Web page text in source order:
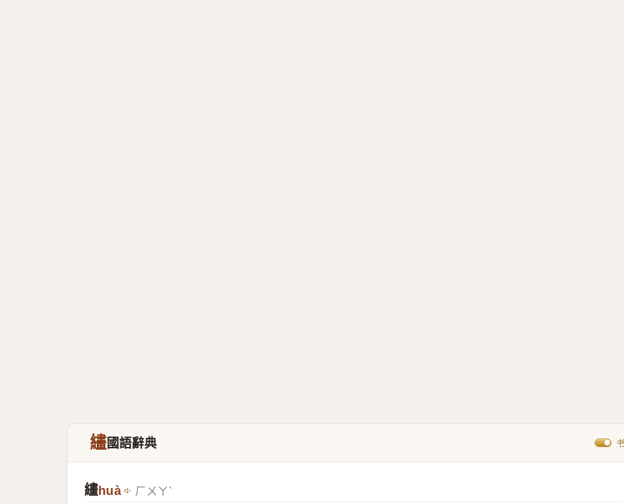
繣國語辭典
繣huà ㄏㄨㄚˋ